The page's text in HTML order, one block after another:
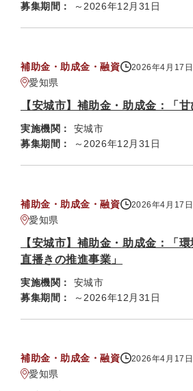
募集期間：
～2026年12月31日
補助金・助成金・融資 2026年4月17日
愛知県
【安城市】補助金・助成金：「甘
実施機関：
安城市
募集期間：
～2026年12月31日
補助金・助成金・融資 2026年4月17日
愛知県
【安城市】補助金・助成金：「
直播きの推進事業」
実施機関：
安城市
募集期間：
～2026年12月31日
補助金・助成金・融資 2026年4月17日
愛知県